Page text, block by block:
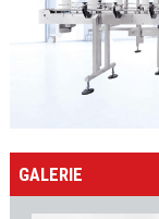
GALERIE